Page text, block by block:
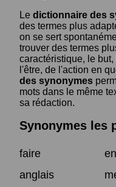
Le dictionnaire des
des termes plus
on se sert
trouver des termes
caractéristique, le
l'être, de l'action en
des synonymes
mots dans le même
sa rédaction.
Synonymes les
faire
anglais